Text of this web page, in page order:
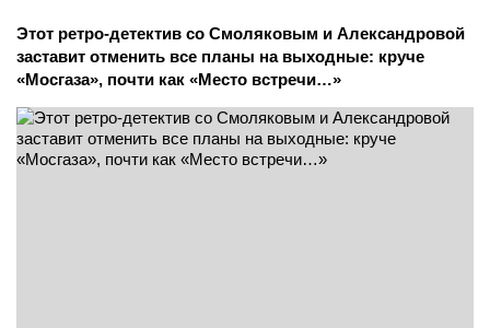
Этот ретро-детектив со Смоляковым и Александровой
заставит отменить все планы на выходные: круче
«Мосгаза», почти как «Место встречи…»